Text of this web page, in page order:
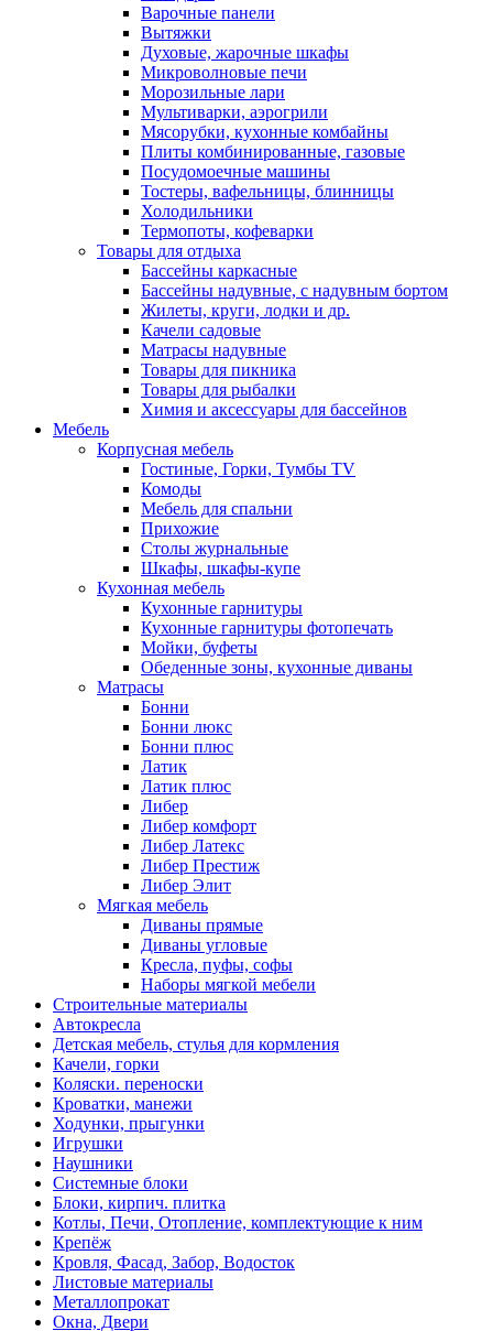
Варочные панели
Вытяжки
Духовые, жарочные шкафы
Микроволновые печи
Морозильные лари
Мультиварки, аэрогрили
Мясорубки, кухонные комбайны
Плиты комбинированные, газовые
Посудомоечные машины
Тостеры, вафельницы, блинницы
Холодильники
Термопоты, кофеварки
Товары для отдыха
Бассейны каркасные
Бассейны надувные, с надувным бортом
Жилеты, круги, лодки и др.
Качели садовые
Матрасы надувные
Товары для пикника
Товары для рыбалки
Химия и аксессуары для бассейнов
Мебель
Корпусная мебель
Гостиные, Горки, Тумбы TV
Комоды
Мебель для спальни
Прихожие
Столы журнальные
Шкафы, шкафы-купе
Кухонная мебель
Кухонные гарнитуры
Кухонные гарнитуры фотопечать
Мойки, буфеты
Обеденные зоны, кухонные диваны
Матрасы
Бонни
Бонни люкс
Бонни плюс
Латик
Латик плюс
Либер
Либер комфорт
Либер Латекс
Либер Престиж
Либер Элит
Мягкая мебель
Диваны прямые
Диваны угловые
Кресла, пуфы, софы
Наборы мягкой мебели
Строительные материалы
Автокресла
Детская мебель, стулья для кормления
Качели, горки
Коляски. переноски
Кроватки, манежи
Ходунки, прыгунки
Игрушки
Наушники
Системные блоки
Блоки, кирпич. плитка
Котлы, Печи, Отопление, комплектующие к ним
Крепёж
Кровля, Фасад, Забор, Водосток
Листовые материалы
Металлопрокат
Окна, Двери